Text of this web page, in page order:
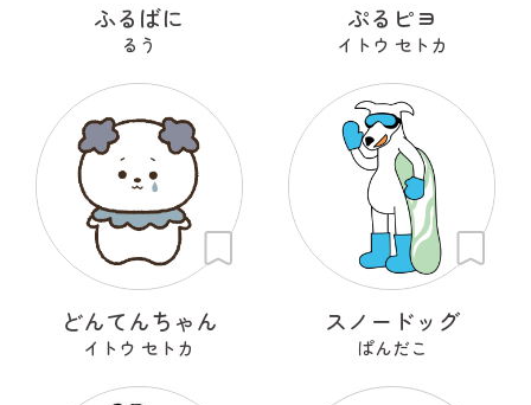
ふるばに
るう
ぷるピヨ
イトウ セトカ
どんてんちゃん
イトウ セトカ
スノードッグ
ぱんだこ